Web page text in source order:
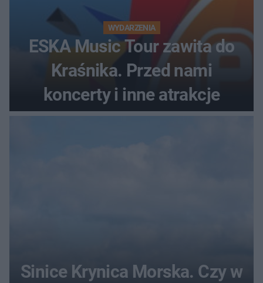
WYDARZENIA
ESKA Music Tour zawita do
Kraśnika. Przed nami
koncerty i inne atrakcje
Sinice Krynica Morska. Czy w